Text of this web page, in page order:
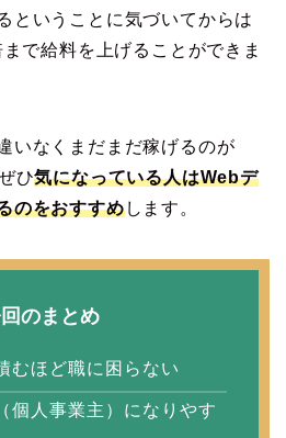
ということに気づいてからは
で給料を上げることができま
いなくまだまだ稼げるのが
ひ気になっている人はWebデ
のをおすすめします。
のまとめ
むほど職に困らない
個人事業主）になりやす